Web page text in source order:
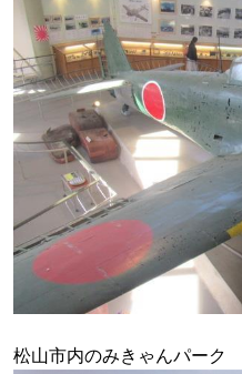
松山市内のみきゃんパーク